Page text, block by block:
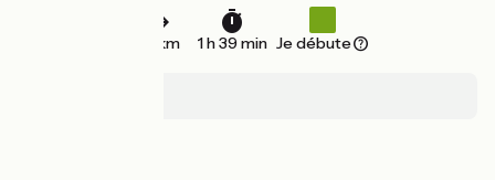
25 km 1 h 39 min Je débute